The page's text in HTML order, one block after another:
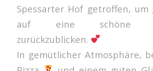
Spessarter Hof getroffen, um
auf eine schöne
zurückzublicken.
In gemütlicher Atmosphäre,